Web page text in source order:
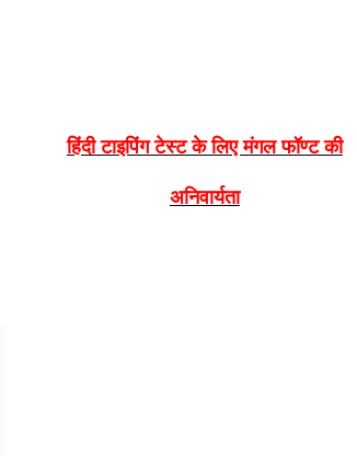
हिंदी टाइपिंग टेस्ट के लिए मंगल फॉण्ट की
अनिवार्यता